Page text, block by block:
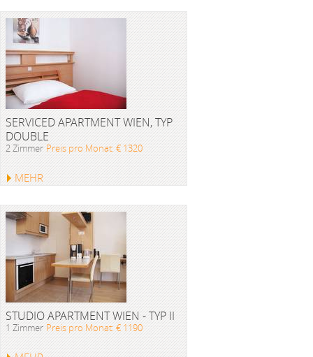
SERVICED APARTMENT WIEN, TYP
DOUBLE
2 Zimmer Preis pro Monat: € 1320
MEHR
STUDIO APARTMENT WIEN - TYP II
1 Zimmer Preis pro Monat: € 1190